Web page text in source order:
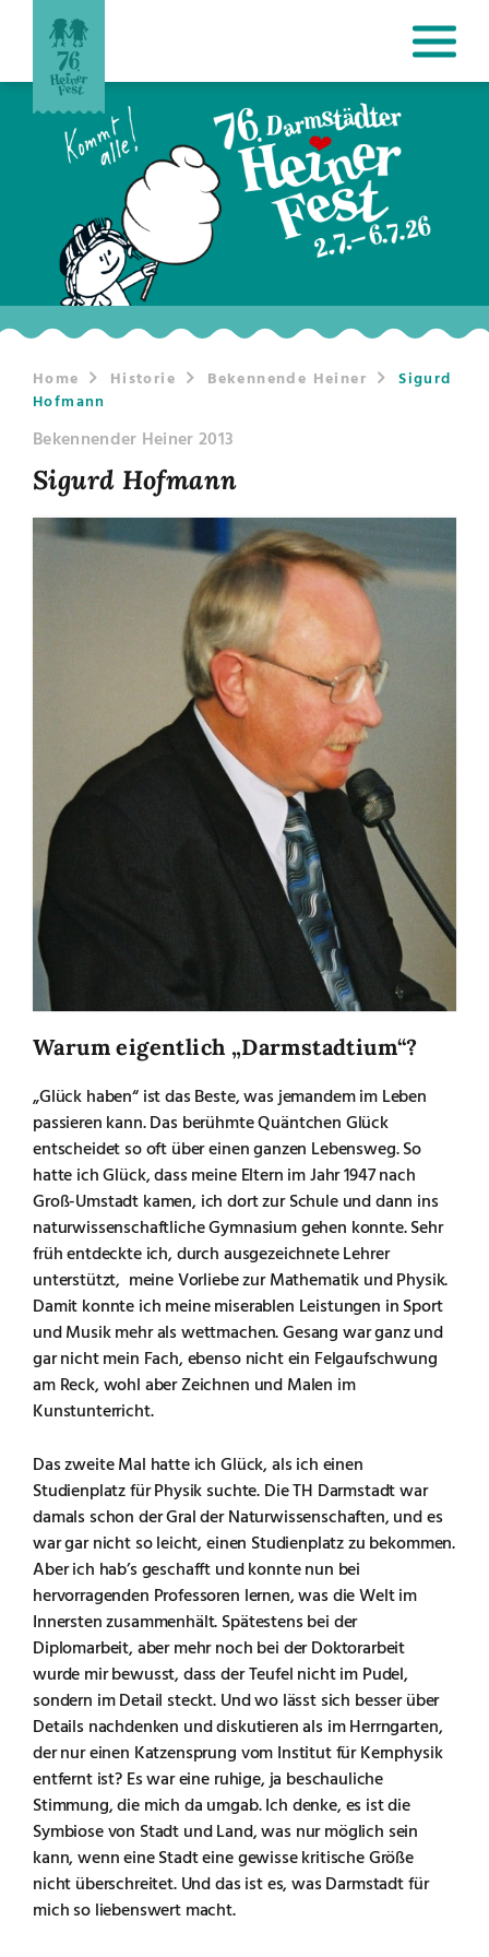
Home Historie Bekennende Heiner
Sigurd
Hofmann
Bekennender Heiner 2013
Sigurd Hofmann
Warum eigentlich „Darmstadtium“?
„Glück haben“ ist das Beste, was jemandem im Leben
passieren kann. Das berühmte Quäntchen Glück
entscheidet so oft über einen ganzen Lebensweg. So
hatte ich Glück, dass meine Eltern im Jahr 1947 nach
Groß-Umstadt kamen, ich dort zur Schule und dann ins
naturwissenschaftliche Gymnasium gehen konnte. Sehr
früh entdeckte ich, durch ausgezeichnete Lehrer
unterstützt, meine Vorliebe zur Mathematik und Physik.
Damit konnte ich meine miserablen Leistungen in Sport
und Musik mehr als wettmachen. Gesang war ganz und
gar nicht mein Fach, ebenso nicht ein Felgaufschwung
am Reck, wohl aber Zeichnen und Malen im
Kunstunterricht.
Das zweite Mal hatte ich Glück, als ich einen
Studienplatz für Physik suchte. Die TH Darmstadt war
damals schon der Gral der Naturwissenschaften, und es
war gar nicht so leicht, einen Studienplatz zu bekommen.
Aber ich hab’s geschafft und konnte nun bei
hervorragenden Professoren lernen, was die Welt im
Innersten zusammenhält. Spätestens bei der
Diplomarbeit, aber mehr noch bei der Doktorarbeit
wurde mir bewusst, dass der Teufel nicht im Pudel,
sondern im Detail steckt. Und wo lässt sich besser über
Details nachdenken und diskutieren als im Herrngarten,
der nur einen Katzensprung vom Institut für Kernphysik
entfernt ist? Es war eine ruhige, ja beschauliche
Stimmung, die mich da umgab. Ich denke, es ist die
Symbiose von Stadt und Land, was nur möglich sein
kann, wenn eine Stadt eine gewisse kritische Größe
nicht überschreitet. Und das ist es, was Darmstadt für
mich so liebenswert macht.